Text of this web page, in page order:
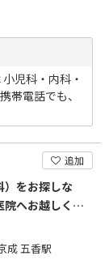
児科・内科・
帯電話でも、
追加
）をお探しな
院へお越しくだ
成 五香駅